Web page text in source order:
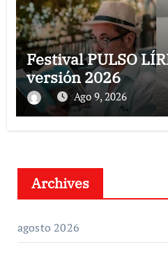
Festival PULSO
versión 2026
Ago 9, 2026
Archives
agosto 2026